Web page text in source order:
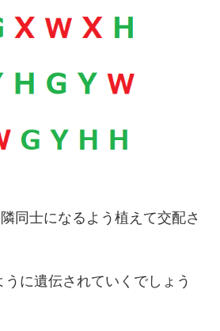
同士になるよう植えて交配さ
に遺伝されていくでしょう